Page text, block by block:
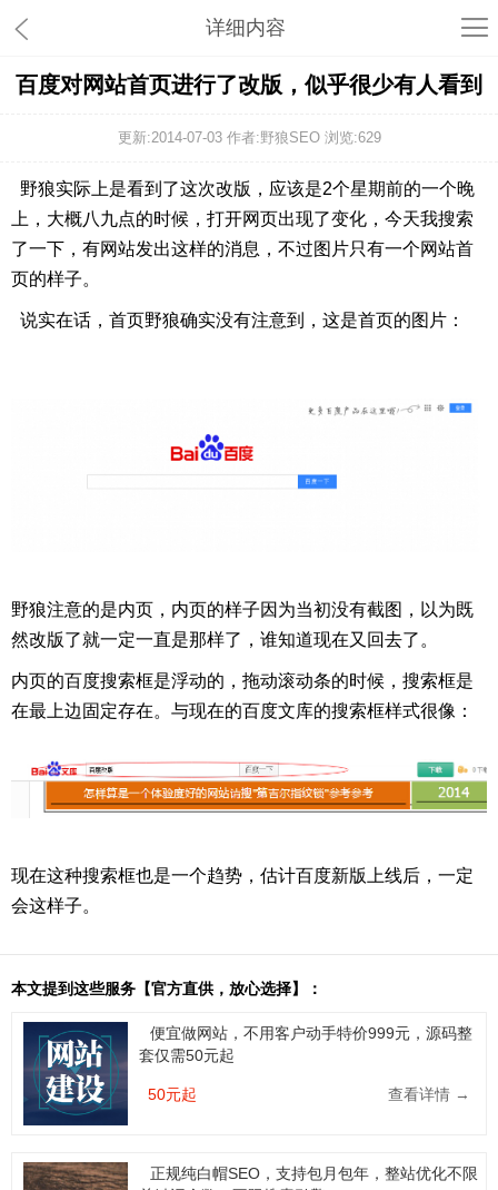
详细内容
百度对网站首页进行了改版，似乎很少有人看到
更新:2014-07-03 作者:野狼SEO 浏览:629
野狼实际上是看到了这次改版，应该是2个星期前的一个晚
上，大概八九点的时候，打开网页出现了变化，今天我搜索
了一下，有网站发出这样的消息，不过图片只有一个网站首
页的样子。
说实在话，首页野狼确实没有注意到，这是首页的图片：
野狼注意的是内页，内页的样子因为当初没有截图，以为既
然改版了就一定一直是那样了，谁知道现在又回去了。
内页的百度搜索框是浮动的，拖动滚动条的时候，搜索框是
在最上边固定存在。与现在的百度文库的搜索框样式很像：
现在这种搜索框也是一个趋势，估计百度新版上线后，一定
会这样子。
本文提到这些服务【官方直供，放心选择】：
便宜做网站，不用客户动手特价999元，源码整
套仅需50元起
50元起 查看详情 →
正规纯白帽SEO，支持包月包年，整站优化不限